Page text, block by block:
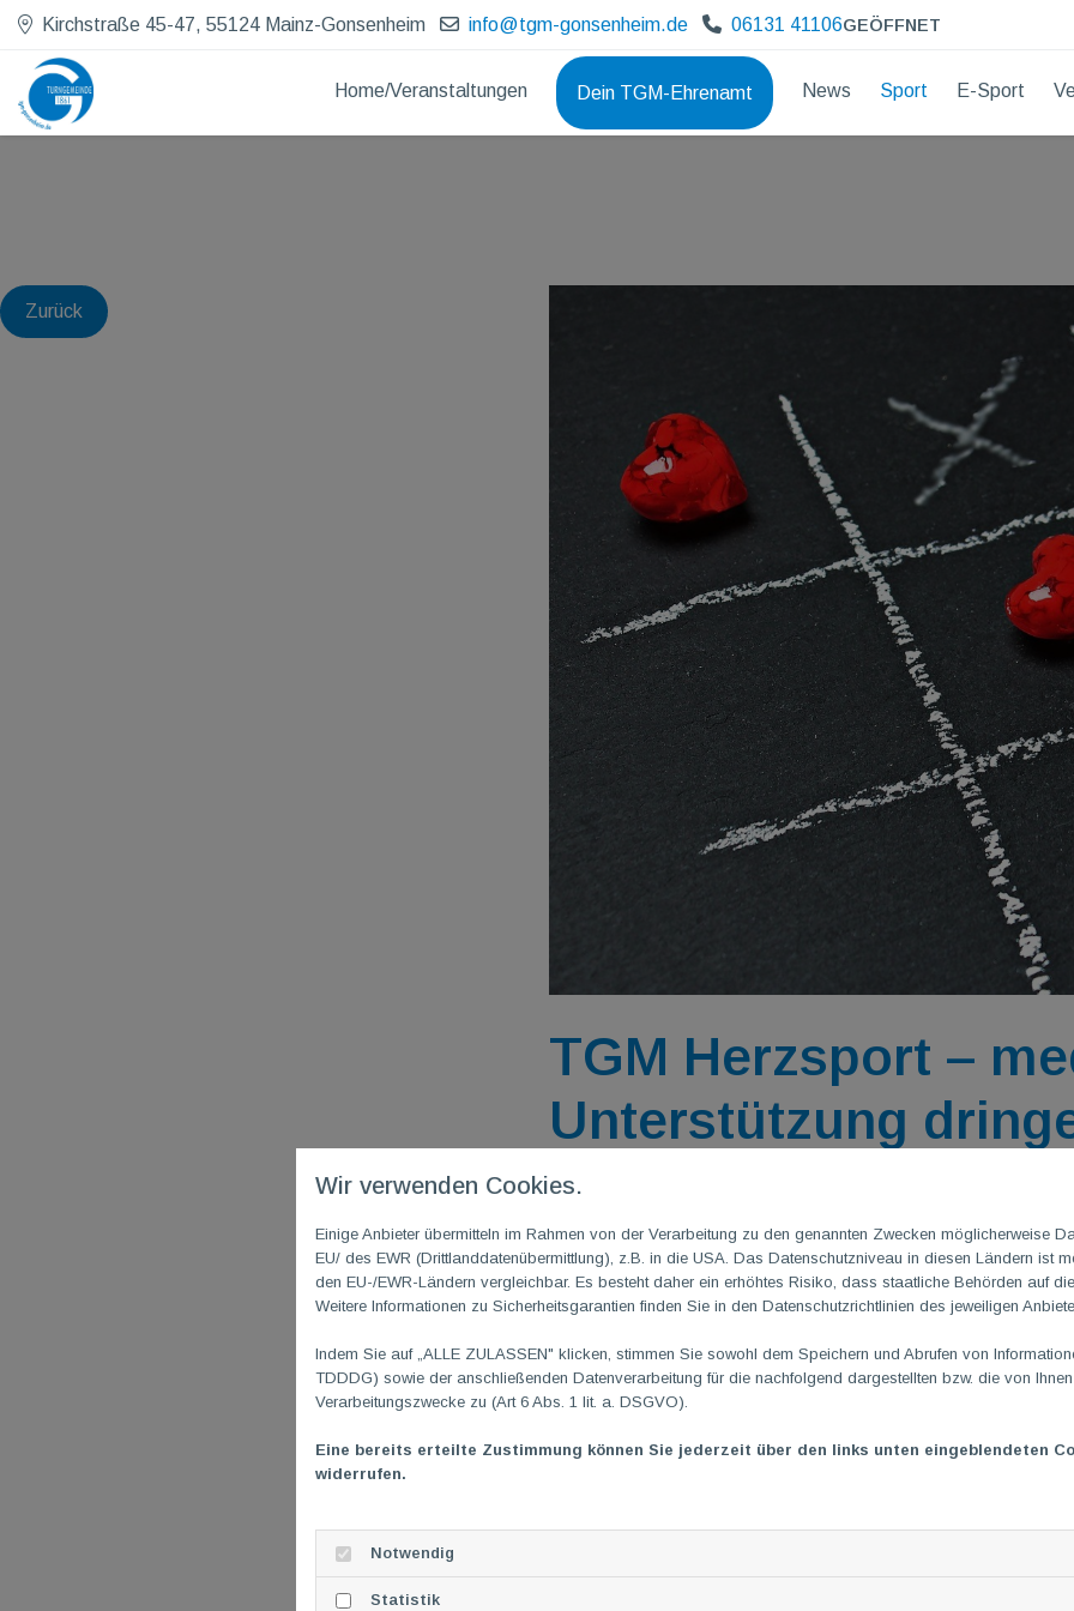
Kirchstraße 45-47, 55124 Mainz-Gonsenheim info@tgm-gonsenheim.de 06131 41106GEÖFFNET
Home/Veranstaltungen Dein TGM-Ehrenamt News Sport E-Sport
Zurück
TGM Herzsport –
Unterstützung
Der Herzsport muss heute am Di., 19.08.2025 leider
medizinischen Betreuung. Ohne diese Aufsicht darf das
Aufgrund fehlender medizinischer Betreuung, kam es bei uns
Herz-Bereich. Um solche Ausfälle künftig zu vermeiden, sucht
Fachkräfte zur Unterstützung unserer Herzsportgruppen.
Gesucht werden:
• Physician Assistants mit Kompetenzen im
Wir verwenden Cookies.
Einige Anbieter übermitteln im Rahmen von der Verarbeitung zu den genannten Zwecken möglicherweise
EU/ des EWR (Drittlanddatenübermittlung), z.B. in die USA. Das Datenschutzniveau in diesen Ländern ist
den EU-/EWR-Ländern vergleichbar. Es besteht daher ein erhöhtes Risiko, dass staatliche Behörden auf
Weitere Informationen zu Sicherheitsgarantien finden Sie in den Datenschutzrichtlinien des jeweiligen
Indem Sie auf „ALLE ZULASSEN" klicken, stimmen Sie sowohl dem Speichern und Abrufen von
TDDDG) sowie der anschließenden Datenverarbeitung für die nachfolgend dargestellten bzw. die von
Verarbeitungszwecke zu (Art 6 Abs. 1 lit. a. DSGVO).
Eine bereits erteilte Zustimmung können Sie jederzeit über den links unten eingeblendeten
widerrufen.
Notwendig
Statistik